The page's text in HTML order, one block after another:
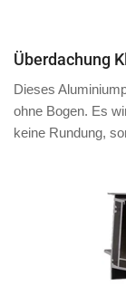
Überdachung
Dieses
ohne Bogen. Es
keine Rundung,